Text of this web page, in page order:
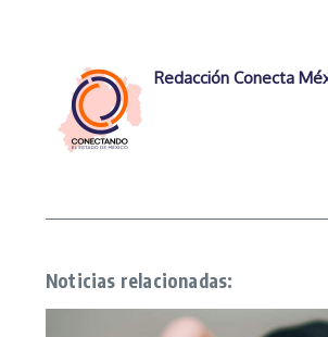
Redacción Conecta
Noticias relacionadas: